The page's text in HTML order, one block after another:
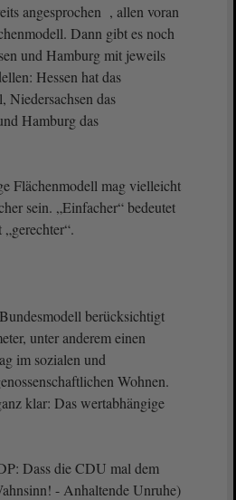
angesprochen , allen voran
Dann gibt es noch
und Hamburg mit jeweils
Hessen hat das
Niedersachsen das
Hamburg das
Flächenmodell mag vielleicht
sein. „Einfacher“ bedeutet
berücksichtigt
unter anderem einen
im sozialen und
Wohnen.
klar: Das wertabhängige
Dass die CDU mal dem
- Anhaltende Unruhe)